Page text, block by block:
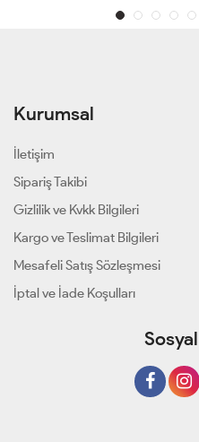
Kurumsal
İletişim
Sipariş Takibi
Gizlilik ve Kvkk Bilgileri
Kargo ve Teslimat Bilgileri
Mesafeli Satış Sözleşmesi
İptal ve İade Koşulları